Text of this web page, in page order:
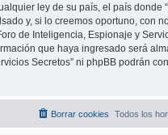
ley de su país, el país donde
y, si lo creemos oportuno, con
de Inteligencia, Espionaje y
que haya ingresado será
Secretos” ni phpBB podrán
Todos los
Borrar cookies